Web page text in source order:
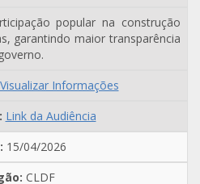
popular na construção
garantindo maior transparência
Visualizar Informações
Link da Audiência
15/04/2026
CLDF